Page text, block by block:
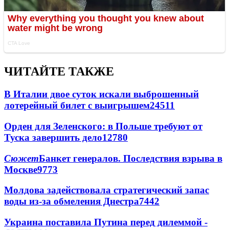
ЧИТАЙТЕ ТАКЖЕ
В Италии двое суток искали выброшенный
лотерейный билет с выигрышем24511
Орден для Зеленского: в Польше требуют от
Туска завершить дело12780
СюжетБанкет генералов. Последствия взрыва в
Москве9773
Молдова задействовала стратегический запас
воды из-за обмеления Днестра7442
Украина поставила Путина перед дилеммой -